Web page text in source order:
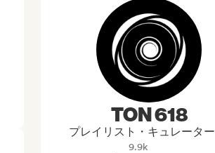
TON 618
プレイリスト・キュレーター
9.9k